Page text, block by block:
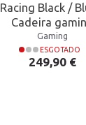
Racing Black /
Cadeira
Gaming
ESGOTADO
Preço
249,90 €